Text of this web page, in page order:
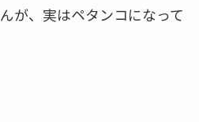
が、実はペタンコになって